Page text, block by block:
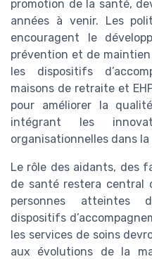
promotion de la santé,
années à venir. Les
encouragent le
prévention et de
les dispositifs
maisons de retraite et
pour améliorer la
intégrant les
organisationnelles dans
Le rôle des aidants, des
de santé restera central
personnes atteintes
dispositifs
les services de soins
aux évolutions de la